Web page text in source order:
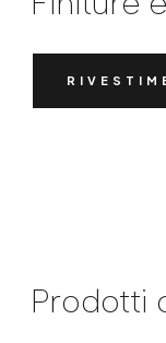
Prodotti